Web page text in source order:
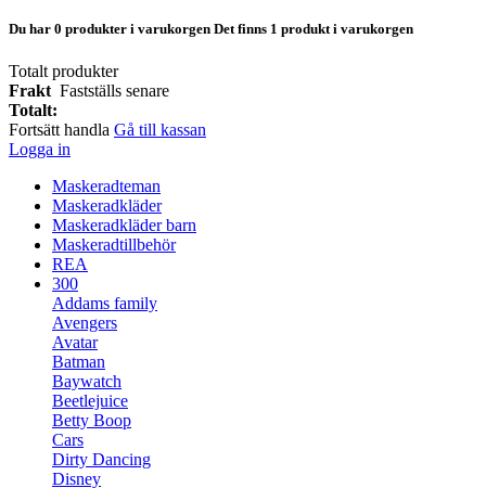
Du har 0 produkter i varukorgen Det finns 1 produkt i varukorgen
Totalt produkter
Frakt Fastställs senare
Totalt:
Fortsätt handla Gå till kassan
Logga in
Maskeradteman
Maskeradkläder
Maskeradkläder barn
Maskeradtillbehör
REA
300
Addams family
Avengers
Avatar
Batman
Baywatch
Beetlejuice
Betty Boop
Cars
Dirty Dancing
Disney